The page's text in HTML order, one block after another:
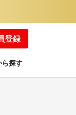
登録
ら探す